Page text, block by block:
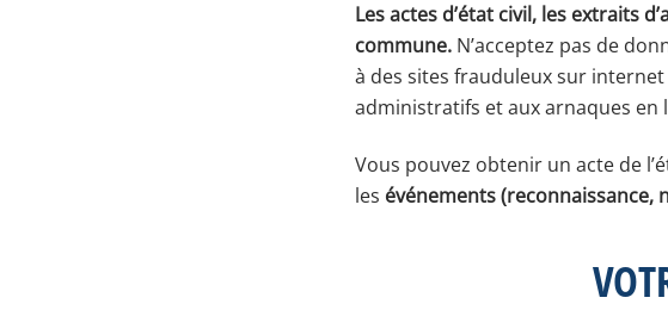
Les actes d’état civil, les extraits
commune. N’acceptez pas de
à des sites frauduleux sur
administratifs et aux arnaques en
Vous pouvez obtenir un acte de
les événements (reconnaissance,